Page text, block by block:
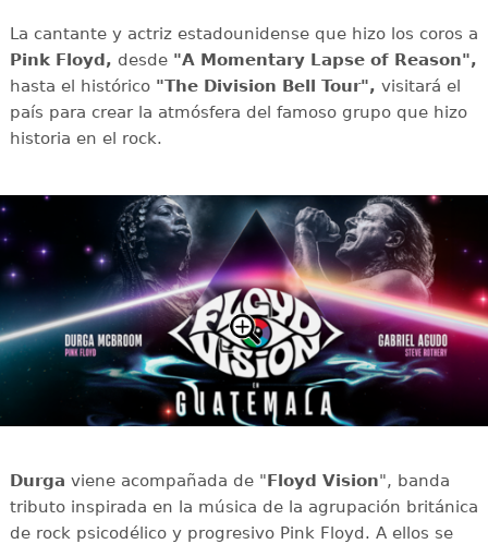
La cantante y actriz estadounidense que hizo los coros a
Pink Floyd, desde"A Momentary Lapse of Reason",
hasta el histórico"The Division Bell Tour", visitará el
país para crear la atmósfera del famoso grupo que hizo
historia en el rock.
Durga viene acompañada de "Floyd Vision", banda
tributo inspirada en la música de la agrupación británica
de rock psicodélico y progresivo Pink Floyd. A ellos se